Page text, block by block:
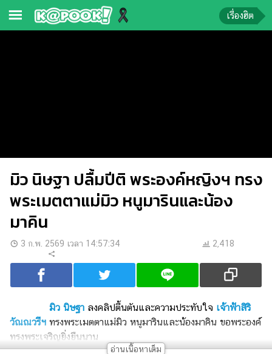
ตรวจ
หวย
บอล
สด
การ
บันเทิง
เรื่องฮิต
มิว นิษฐา ปลื้มปีติ พระองค์หญิงฯ ทรง
พระเมตตาแม่มิว หนูมารินและน้อง
มาคิน
3 ก.พ. 2569 เวลา 14:57:34 2,418
มิว นิษฐา ลงคลิปตื้นตันและความประทับใจ เจ้าฟ้าสิริ
วัณณวรีฯ ทรงพระเมตตาแม่มิว หนูมารินและน้องมาคิน ขอพระองค์
ทรงพระเจริญยิ่งยืนนาน